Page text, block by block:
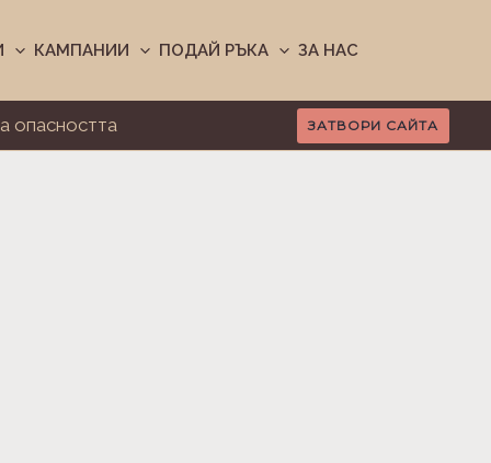
КАМПАНИИ ПОДАЙ РЪКА ЗА НАС
опасността ЗАТВОРИ САЙТА